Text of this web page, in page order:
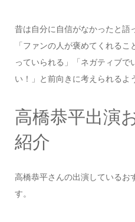
昔は自分に自信がなかったと語
「ファンの人が褒めてくれる
っていられる」「ネガティブで
い！」と前向きに考えられるよ
高橋恭平出演
紹介
高橋恭平さんの出演しているお
す。